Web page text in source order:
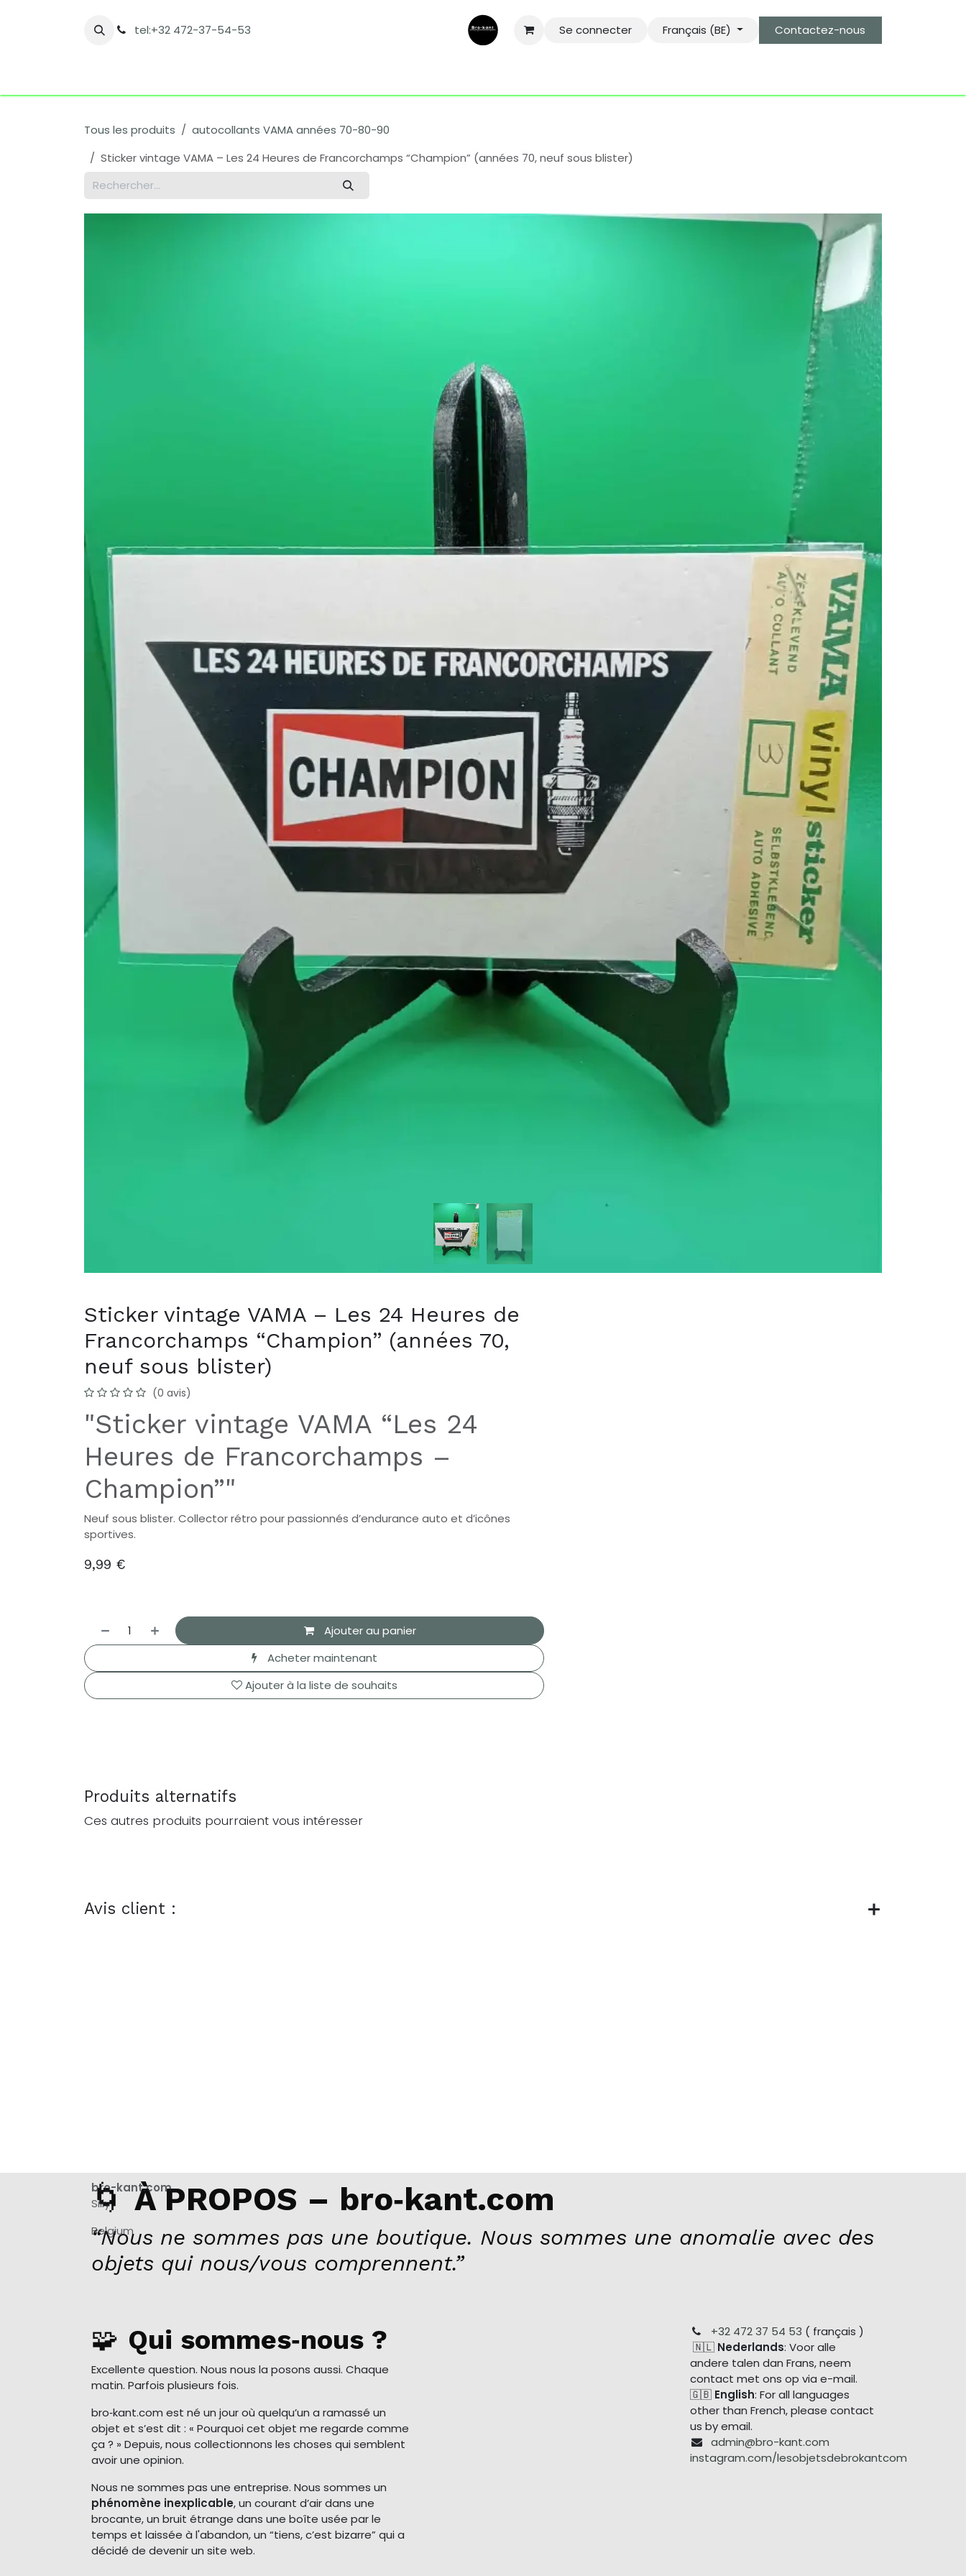
tel:+32 472-37-54-53
Se connecter Français (BE) Contactez-nous
Tous les produits
autocollants VAMA années 70-80-90
Sticker vintage VAMA – Les 24 Heures de Francorchamps “Champion” (années 70, neuf sous blister)
Sticker vintage VAMA – Les 24 Heures de
Francorchamps “Champion” (années 70,
neuf sous blister)
(0 avis)
"Sticker vintage VAMA “Les 24
Heures de Francorchamps –
Champion”"
Neuf sous blister. Collector rétro pour passionnés d’endurance auto et d’icônes
sportives.
9,99 €
Ajouter au panier
Acheter maintenant
Ajouter à la liste de souhaits
Produits alternatifs
Ces autres produits pourraient vous intéresser
Avis client :
🌀À PROPOS – bro‑kant.com
“Nous ne sommes pas une boutique. Nous sommes une anomalie avec des
objets qui nous/vous comprennent.”
🧩 Qui sommes‑nous ?
Excellente question. Nous nous la posons aussi. Chaque
matin. Parfois plusieurs fois.
bro‑kant.com est né un jour où quelqu’un a ramassé un
objet et s’est dit : « Pourquoi cet objet me regarde comme
ça ? » Depuis, nous collectionnons les choses qui semblent
avoir une opinion.
Nous ne sommes pas une entreprise. Nous sommes un
phénomène inexplicable, un courant d’air dans une
brocante, un bruit étrange dans une boîte usée par le
temps et laissée à l'abandon, un “tiens, c’est bizarre” qui a
décidé de devenir un site web.
+32 472 37 54 53 ( français )
🇳🇱 Nederlands: Voor alle
andere talen dan Frans, neem
contact met ons op via e-mail.
🇬🇧 English: For all languages
other than French, please contact
us by email.
admin@bro-kant.com
instagram.com/lesobjetsdebrokantcom
bro-kant.com
Silly
Belgium